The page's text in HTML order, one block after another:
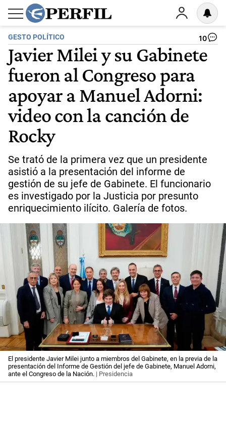
GESTO POLÍTICO 10
Javier Milei y su Gabinete
fueron al Congreso para
apoyar a Manuel Adorni:
video con la canción de
Rocky
Se trató de la primera vez que un presidente
asistió a la presentación del informe de
gestión de su jefe de Gabinete. El funcionario
es investigado por la Justicia por presunto
enriquecimiento ilícito. Galería de fotos.
El presidente Javier Milei junto a miembros del Gabinete, en la previa de la
presentación del Informe de Gestión del jefe de Gabinete, Manuel Adorni,
ante el Congreso de la Nación. | Presidencia